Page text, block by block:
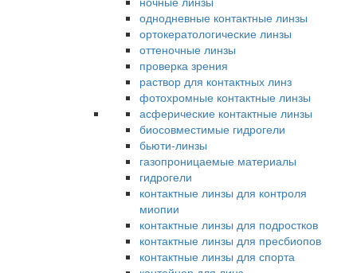
однодневные контактные линзы
ортокератологические линзы
оттеночные линзы
проверка зрения
раствор для контактных линз
фотохромные контактные линзы
асферические контактные линзы
биосовместимые гидрогели
бьюти-линзы
газопроницаемые материалы
гидрогели
контактные линзы для контроля
миопии
контактные линзы для подростков
контактные линзы для пресбиопов
контактные линзы для спорта